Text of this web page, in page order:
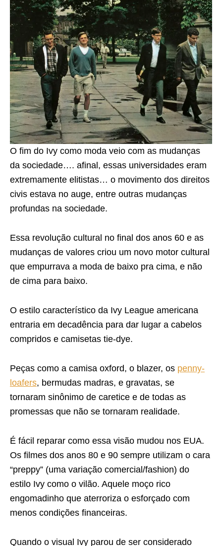
O fim do Ivy como moda veio com as mudanças
da sociedade…. afinal, essas universidades eram
extremamente elitistas… o movimento dos direitos
civis estava no auge, entre outras mudanças
profundas na sociedade.
Essa revolução cultural no final dos anos 60 e as
mudanças de valores criou um novo motor cultural
que empurrava a moda de baixo pra cima, e não
de cima para baixo.
O estilo característico da Ivy League americana
entraria em decadência para dar lugar a cabelos
compridos e camisetas tie-dye.
Peças como a camisa oxford, o blazer, os penny-
loafers, bermudas madras, e gravatas, se
tornaram sinônimo de caretice e de todas as
promessas que não se tornaram realidade.
É fácil reparar como essa visão mudou nos EUA.
Os filmes dos anos 80 e 90 sempre utilizam o cara
“preppy” (uma variação comercial/fashion) do
estilo Ivy como o vilão. Aquele moço rico
engomadinho que aterroriza o esforçado com
menos condições financeiras.
Quando o visual Ivy parou de ser considerado